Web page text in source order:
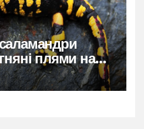
плями на